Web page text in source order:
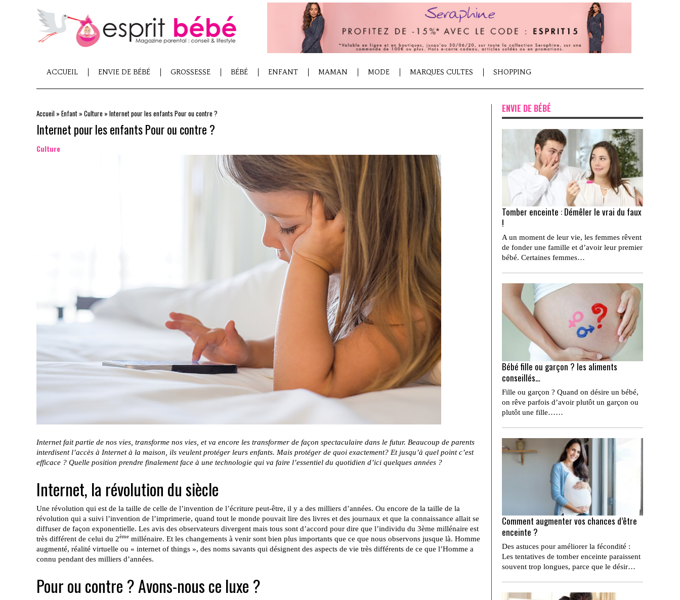
ACCUEIL ENVIE DE BÉBÉ GROSSESSE BÉBÉ ENFANT MAMAN MODE MARQUES CULTES SHOPPING
Accueil » Enfant » Culture » Internet pour les enfants Pour ou contre ?
Internet pour les enfants Pour ou contre ?
Culture
Internet fait partie de nos vies, transforme nos vies, et va encore les transformer de façon spectaculaire dans le futur. Beaucoup de parents
interdisent l’accès à Internet à la maison, ils veulent protéger leurs enfants. Mais protéger de quoi exactement? Et jusqu’à quel point c’est
efficace ? Quelle position prendre finalement face à une technologie qui va faire l’essentiel du quotidien d’ici quelques années ?
Internet, la révolution du siècle
Une révolution qui est de la taille de celle de l’invention de l’écriture peut-être, il y a des milliers d’années. Ou encore de la taille de la
révolution qui a suivi l’invention de l’imprimerie, quand tout le monde pouvait lire des livres et des journaux et que la connaissance allait se
diffuser de façon exponentielle. Les avis des observateurs divergent mais tous sont d’accord pour dire que l’individu du 3ème millénaire est
très différent de celui du 2ème millénaire. Et les changements à venir sont bien plus importants que ce que nous observons jusque là. Homme
augmenté, réalité virtuelle ou « internet of things », des noms savants qui désignent des aspects de vie très différents de ce que l’Homme a
connu pendant des milliers d’années.
Pour ou contre ?Avons-nous ce luxe ?
ENVIE DE BÉBÉ
Tomber enceinte : Démêler le vrai du faux
!
A un moment de leur vie, les femmes rêvent
de fonder une famille et d’avoir leur premier
bébé. Certaines femmes…
Bébé fille ou garçon ? les aliments
conseillés…
Fille ou garçon ? Quand on désire un bébé,
on rêve parfois d’avoir plutôt un garçon ou
plutôt une fille……
Comment augmenter vos chances d’être
enceinte ?
Des astuces pour améliorer la fécondité :
Les tentatives de tomber enceinte paraissent
souvent trop longues, parce que le désir…